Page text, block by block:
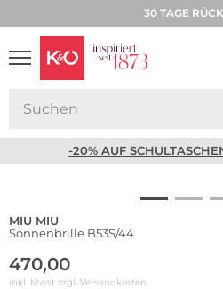
30 TAGE
-20% AUF
MIU MIU
Sonnenbrille B53S/44
470,00
inkl. Mwst zzgl. Versandkosten